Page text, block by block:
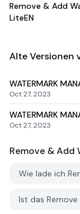
Remove & Add
LiteEN
Alte Versionen
WATERMARK
Oct 27, 2023
WATERMARK
Oct 27, 2023
Remove & Add